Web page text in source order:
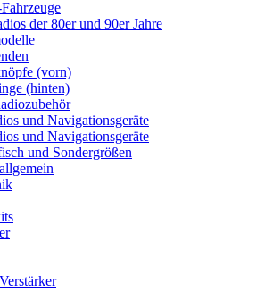
der 80er und 90er Jahre
(vorn)
(hinten)
und Navigationsgeräte
und Navigationsgeräte
und Sondergrößen